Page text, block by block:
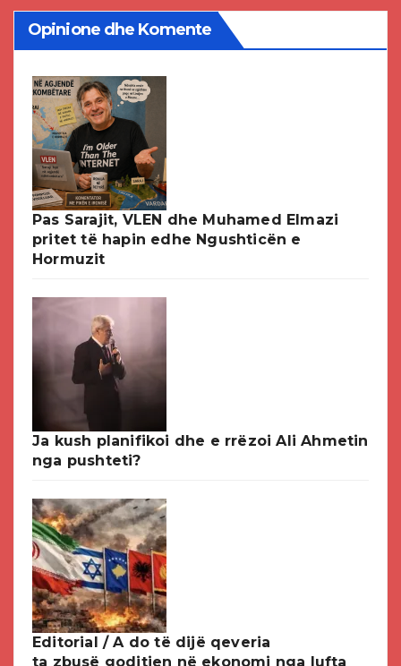
Opinione dhe Komente
Pas Sarajit, VLEN dhe Muhamed Elmazi
pritet të hapin edhe Ngushticën e
Hormuzit
Ja kush planifikoi dhe e rrëzoi Ali Ahmetin
nga pushteti?
Editorial / A do të dijë qeveria
ta zbusë goditjen në ekonomi nga lufta